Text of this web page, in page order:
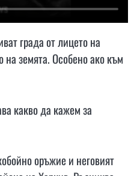
града от лицето на
на земята. Особено ако към
какво да кажем за
оръжие и неговият